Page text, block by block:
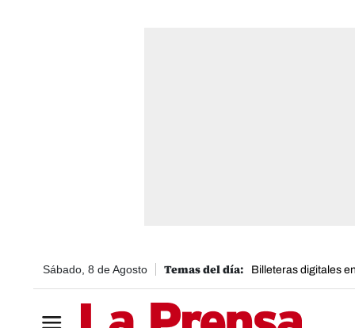
Sábado, 8 de Agosto Billeteras digitales